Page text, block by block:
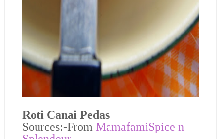
Roti Canai Pedas
Sources:-From MamafamiSpice n